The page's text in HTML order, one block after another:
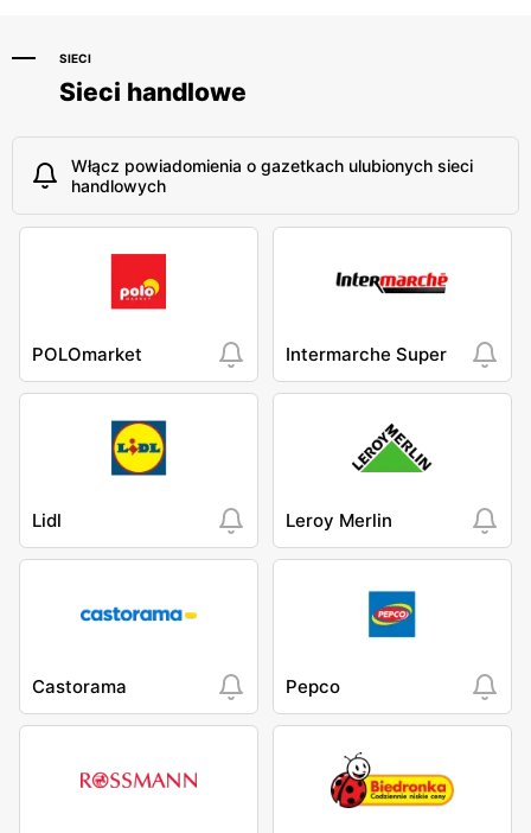
SIECI
Sieci handlowe
Włącz powiadomienia o gazetkach ulubionych sieci
handlowych
POLOmarket Intermarche Super
Lidl Leroy Merlin
Castorama Pepco